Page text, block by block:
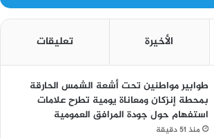
الأخيرة تعليقات
طوابير مواطنين تحت أشعة الشمس الحارقة
بمحطة إنزكان ومعاناة يومية تطرح علامات
استفهام حول جودة المرافق العمومية
منذ 51 دقيقة